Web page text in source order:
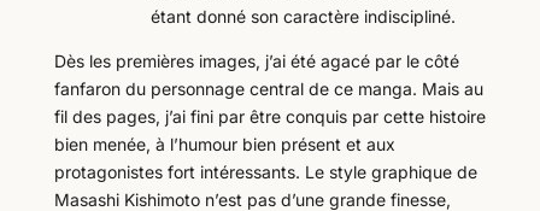
étant donné son caractère indiscipliné.
Dès les premières images, j’ai été agacé par le côté
fanfaron du personnage central de ce manga. Mais au
fil des pages, j’ai fini par être conquis par cette histoire
bien menée, à l’humour bien présent et aux
protagonistes fort intéressants. Le style graphique de
Masashi Kishimoto n’est pas d’une grande finesse,